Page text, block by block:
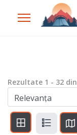
Rezultate 1 - 32 din